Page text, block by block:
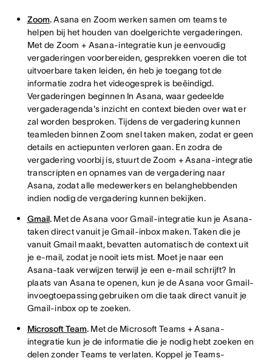
Zoom.Asana en Zoom werken samen om teams te
helpen bij het houden van doelgerichte vergaderingen.
Met de Zoom + Asana-integratie kun je eenvoudig
vergaderingen voorbereiden, gesprekken voeren die tot
uitvoerbare taken leiden, én heb je toegang tot de
informatie zodra het videogesprek is beëindigd.
Vergaderingen beginnen In Asana, waar gedeelde
vergaderagenda's inzicht en context bieden over wat er
zal worden besproken. Tijdens de vergadering kunnen
teamleden binnen Zoom snel taken maken, zodat er geen
details en actiepunten verloren gaan. En zodra de
vergadering voorbij is, stuurt de Zoom + Asana-integratie
transcripten en opnames van de vergadering naar
Asana, zodat alle medewerkers en belanghebbenden
indien nodig de vergadering kunnen bekijken.
Gmail. Met de Asana voor Gmail-integratie kun je Asana-
taken direct vanuit je Gmail-inbox maken. Taken die je
vanuit Gmail maakt, bevatten automatisch de context uit
je e-mail, zodat je nooit iets mist. Moet je naar een
Asana-taak verwijzen terwijl je een e-mail schrijft? In
plaats van Asana te openen, kun je de Asana voor Gmail-
invoegtoepassing gebruiken om die taak direct vanuit je
Gmail-inbox op te zoeken.
Microsoft Team. Met de Microsoft Teams + Asana-
integratie kun je de informatie die je nodig hebt zoeken en
delen zonder Teams te verlaten. Koppel je Teams-